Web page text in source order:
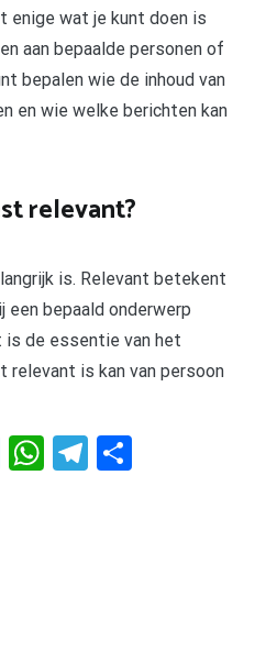
enige wat je kunt doen is
aan bepaalde personen of
bepalen wie de inhoud van
en wie welke berichten kan
relevant?
is. Relevant betekent
bepaald onderwerp
de essentie van het
is kan van persoon
Messenger
WhatsApp
Telegram